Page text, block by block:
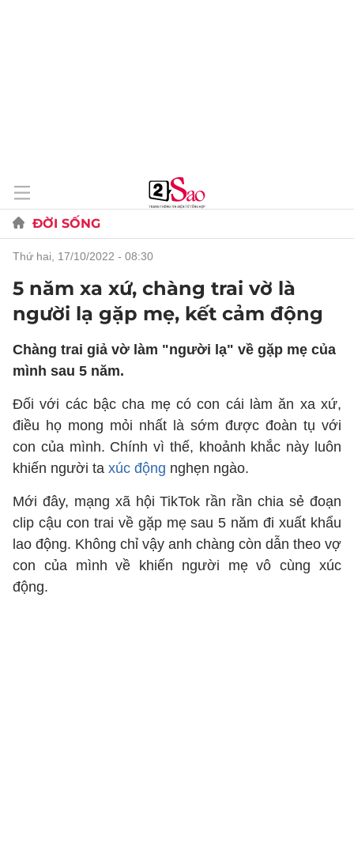
ĐỜI SỐNG
thứ hai, 17/10/2022 - 08:30
5 năm xa xứ, chàng trai vờ là
người lạ gặp mẹ, kết cảm động
Chàng trai giả vờ làm "người lạ" về gặp mẹ của
mình sau 5 năm.
Đối với các bậc cha mẹ có con cái làm ăn xa xứ,
điều họ mong mỏi nhất là sớm được đoàn tụ với
con của mình. Chính vì thế, khoảnh khắc này luôn
khiến người ta xúc động nghẹn ngào.
Mới đây, mạng xã hội TikTok rần rần chia sẻ đoạn
clip cậu con trai về gặp mẹ sau 5 năm đi xuất khẩu
lao động. Không chỉ vậy anh chàng còn dẫn theo vợ
con của mình về khiến người mẹ vô cùng xúc
động.